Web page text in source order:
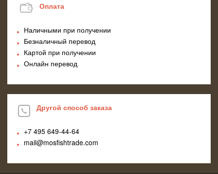
Оплата
Наличными при получении
Безналичный перевод
Картой при получении
Онлайн перевод
Другой способ заказа
+7 495 649-44-64
mail@mosfishtrade.com